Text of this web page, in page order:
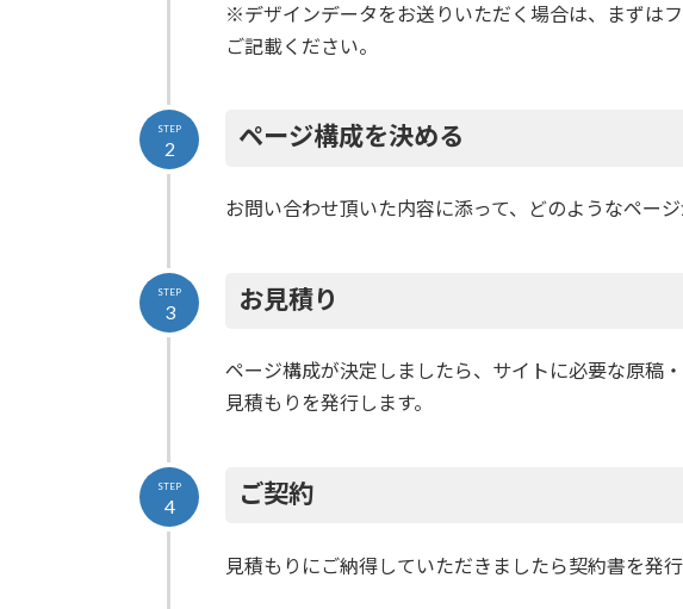
※デザインデータをお送りいただく場合は、まずは
ご記載ください。
ページ構成を決める
お問い合わせ頂いた内容に添って、どのようなペー
STEP
2
お見積り
ページ構成が決定しましたら、サイトに必要な原稿
見積もりを発行します。
STEP
3
ご契約
見積もりにご納得していただきましたら契約書を発行
STEP
4